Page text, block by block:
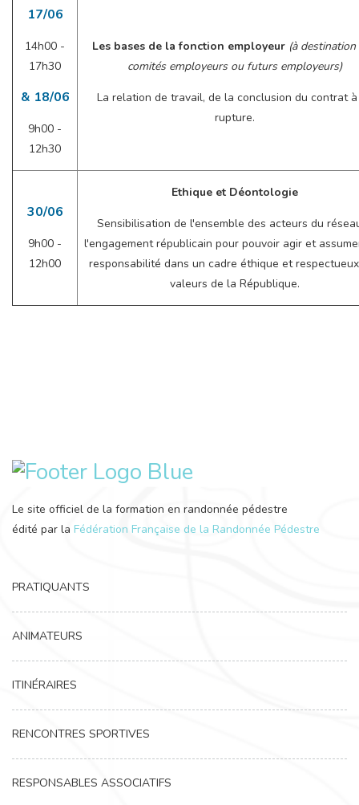
17/06
14h00 -
17h30
& 18/06
9h00 -
12h30
Les bases de la fonction employeur (à destination
comités employeurs ou futurs employeurs)
La relation de travail, de la conclusion du contrat
rupture.
30/06
9h00 -
12h00
Ethique et Déontologie
Sensibilisation de l'ensemble des acteurs du
l'engagement républicain pour pouvoir agir et
responsabilité dans un cadre éthique et
valeurs de la République.
Le site officiel de la formation en randonnée pédestre
édité par la Fédération Française de la Randonnée Pédestre
PRATIQUANTS
ANIMATEURS
ITINÉRAIRES
RENCONTRES SPORTIVES
RESPONSABLES ASSOCIATIFS